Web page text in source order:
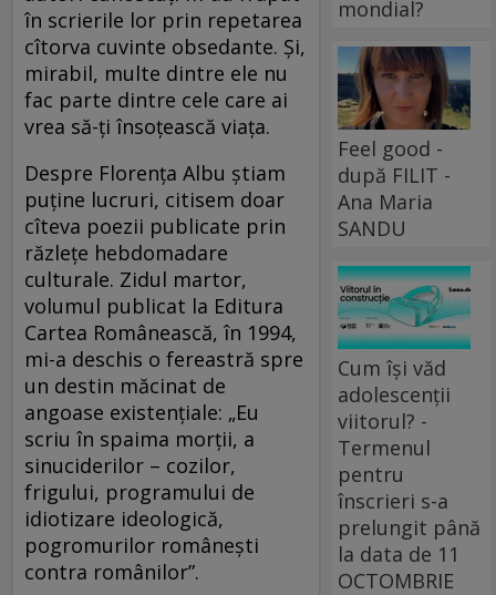
în scrierile lor prin repetarea
cîtorva cuvinte obsedante. Și,
mirabil, multe dintre ele nu
fac parte dintre cele care ai
vrea să-ți însoțească viața.
Despre Florența Albu știam
puține lucruri, citisem doar
cîteva poezii publicate prin
răzlețe hebdomadare
culturale. Zidul martor,
volumul publicat la Editura
Cartea Românească, în 1994,
mi-a deschis o fereastră spre
un destin măcinat de
angoase existențiale: „Eu
scriu în spaima morții, a
sinuciderilor – cozilor,
frigului, programului de
idiotizare ideologică,
pogromurilor românești
contra românilor”.
mondial?
Feel good -
după FILIT -
Ana Maria
SANDU
Cum își văd
adolescenții
viitorul? -
Termenul
pentru
înscrieri s-a
prelungit până
la data de 11
OCTOMBRIE